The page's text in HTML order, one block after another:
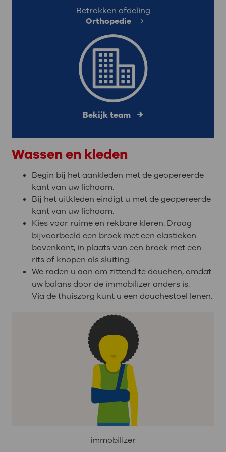
Betrokken afdeling
Orthopedie
Bekijk team
Wassen en kleden
Begin bij het aankleden met de geopereerde
kant van uw lichaam.
Bij het uitkleden eindigt u met de geopereerde
kant van uw lichaam.
Kies voor ruime en rekbare kleren. Draag
bijvoorbeeld een broek met een elastieken
bovenkant, in plaats van een broek met een
rits of knopen als sluiting.
We raden u aan om zittend te douchen, omdat
uw balans door de immobilizer anders is.
Via de thuiszorg kunt u een douchestoel lenen.
immobilizer